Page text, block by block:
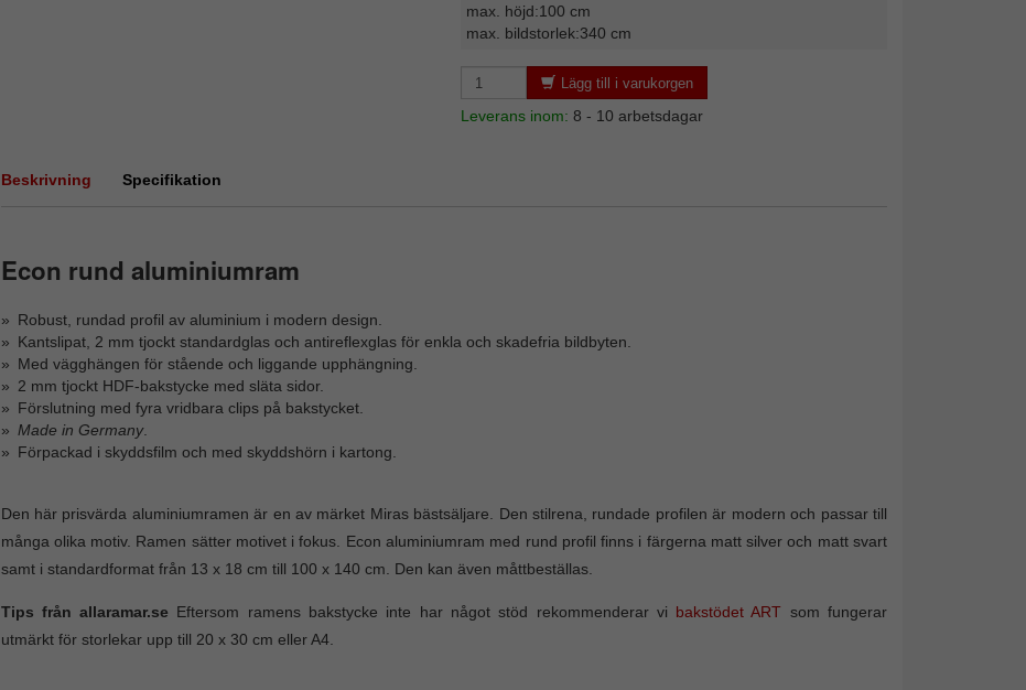
max. höjd:100 cm
max. bildstorlek:340 cm
Lägg till i varukorgen
Leverans inom: 8 - 10 arbetsdagar
Beskrivning Specifikation
Econ rund aluminiumram
Robust, rundad profil av aluminium i modern design.
Kantslipat, 2 mm tjockt standardglas och antireflexglas för enkla och skadefria bildbyten.
Med vägghängen för stående och liggande upphängning.
2 mm tjockt HDF-bakstycke med släta sidor.
Förslutning med fyra vridbara clips på bakstycket.
Made in Germany.
Förpackad i skyddsfilm och med skyddshörn i kartong.
Den här prisvärda aluminiumramen är en av märket Miras bästsäljare. Den stilrena, rundade profilen är modern och passar till
många olika motiv. Ramen sätter motivet i fokus. Econ aluminiumram med rund profil finns i färgerna matt silver och matt svart
samt i standardformat från 13 x 18 cm till 100 x 140 cm. Den kan även måttbeställas.
Tips från allaramar.se Eftersom ramens bakstycke inte har något stöd rekommenderar vi bakstödet ART som fungerar
utmärkt för storlekar upp till 20 x 30 cm eller A4.